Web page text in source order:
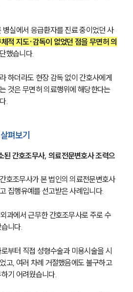
병실에서 응급환자를 진료 중이었던 사
적 지도·감독이 없었던 점을 무면허 의
했습니다.
하더라도 현장 감독 없이 간호사에게
것은 무면허 의료행위에 해당한다는
.
펴보기
간호조무사, 의료전문변호사 조력으
호조무사가 본 법인의 의료전문변호사
집행유예를 선고받은 사례입니다.
과에서 근무한 간호조무사로 주로 수
니다.
부터 직접 성형수술과 미용시술을 시
고, 여러 차례 거절했음에도 불구하고
기 어려웠습니다.